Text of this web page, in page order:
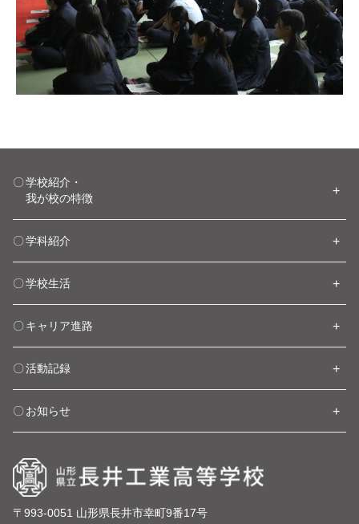
学校紹介・
我が校の特徴
学科紹介
学校生活
キャリア進路
活動記録
お知らせ
〒993-0051 山形県長井市幸町9番17号